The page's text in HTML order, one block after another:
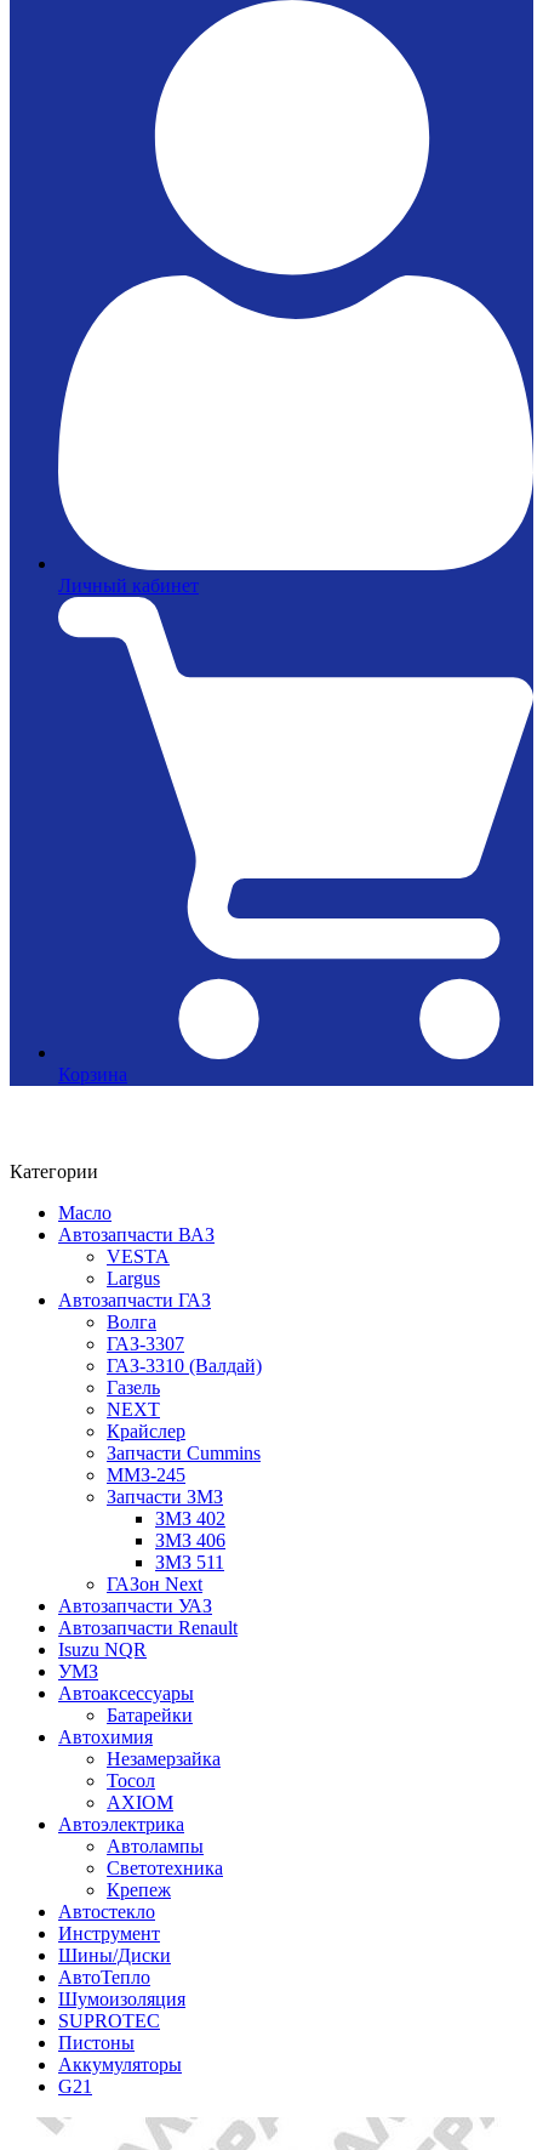
Личный кабинет
Корзина
Категории
Масло
Автозапчасти ВАЗ
VESTA
Largus
Автозапчасти ГАЗ
Волга
ГАЗ-3307
ГАЗ-3310 (Валдай)
Газель
NEXT
Крайслер
Запчасти Cummins
ММЗ-245
Запчасти ЗМЗ
ЗМЗ 402
ЗМЗ 406
ЗМЗ 511
ГАЗон Next
Автозапчасти УАЗ
Автозапчасти Renault
Isuzu NQR
УМЗ
Автоаксессуары
Батарейки
Автохимия
Незамерзайка
Тосол
AXIOM
Автоэлектрика
Автолампы
Светотехника
Крепеж
Автостекло
Инструмент
Шины/Диски
АвтоТепло
Шумоизоляция
SUPROTEC
Пистоны
Аккумуляторы
G21